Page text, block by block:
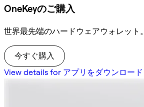
OneKeyのご購入
世界最先端のハードウェアウォレット。
今すぐ購入
View details for アプリをダウンロード